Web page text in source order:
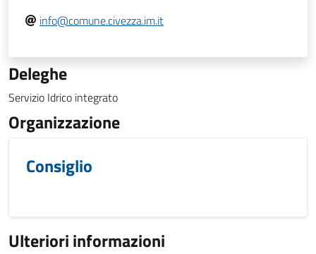
info@comune.civezza.im.it
Deleghe
Servizio Idrico integrato
Organizzazione
Consiglio
Ulteriori informazioni